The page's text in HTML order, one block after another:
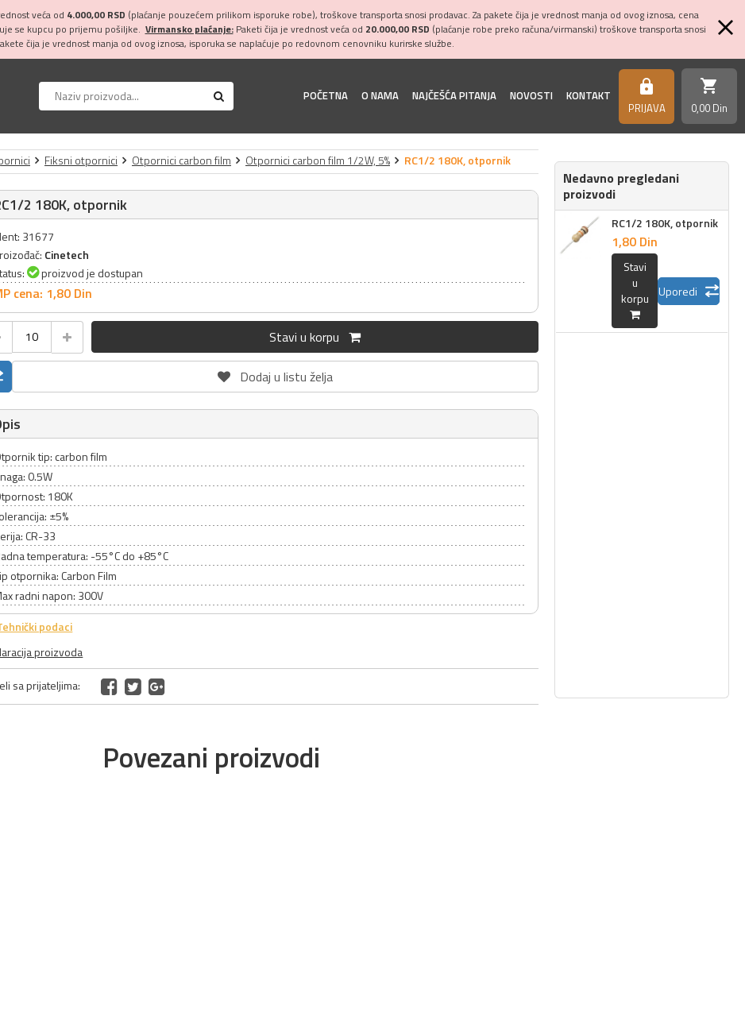
veća od 4.000,00 RSD (plaćanje pouzećem prilikom isporuke robe), troškove transporta snosi prodavac. Za pakete čija je vrednost manja od ovog iznosa, cena
se kupcu po prijemu pošiljke. Virmansko plaćanje:Paketi čija je vrednost veća od 20.000,00 RSD (plaćanje robe preko računa/virmanski) troškove transporta snosi
čija je vrednost manja od ovog iznosa, isporuka se naplaćuje po redovnom cenovniku kurirske službe.
POČETNA O NAMA NAJČEŠĆA PITANJA NOVOSTI KONTAKT https
PRIJAVA
shopping_cart
0,00 Din
Fiksni otpornici Otpornici carbon film Otpornici carbon film 1/2W, 5% RC1/2 180K, otpornik
2 180K, otpornik
31677
Cinetech
proizvod je dostupan
cena: 1,80 Din
Stavi u korpu
Dodaj u listu želja
tip: carbon film
0.5W
180K
±5%
CR-33
temperatura: -55°C do +85°C
otpornika: Carbon Film
radni napon: 300V
podaci
proizvoda
sa prijateljima:
Nedavno pregledani
proizvodi
RC1/2 180K, otpornik
1,80 Din
Stavi
u
korpu
Uporedi
Povezani proizvodi